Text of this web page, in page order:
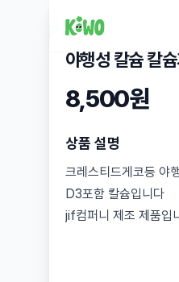
야행성 칼슘 칼
8,500원
상품 설명
크레스티드게코등 야
D3포함 칼슘입니다
jif컴퍼니 제조 제품입